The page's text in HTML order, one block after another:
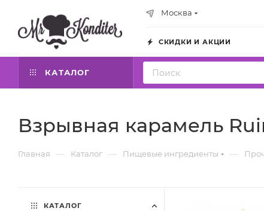
Москва
СКИДКИ И АКЦИИ
КАТАЛОГ
Взрывная карамель
Главная — Каталог — Пищевые ингредиенты —
КАТАЛОГ